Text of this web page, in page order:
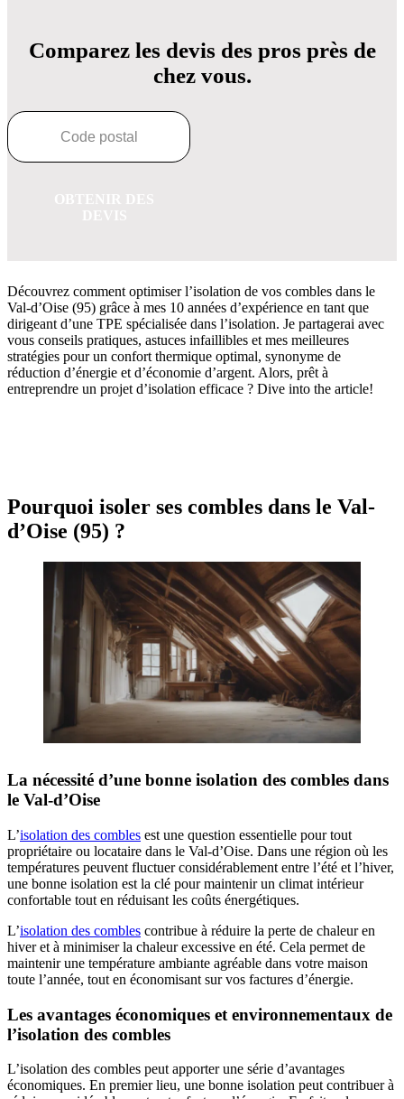
Comparez les devis des pros près de
chez vous.
Découvrez comment optimiser l’isolation de vos combles dans le
Val-d’Oise (95) grâce à mes 10 années d’expérience en tant que
dirigeant d’une TPE spécialisée dans l’isolation. Je partagerai avec
vous conseils pratiques, astuces infaillibles et mes meilleures
stratégies pour un confort thermique optimal, synonyme de
réduction d’énergie et d’économie d’argent. Alors, prêt à
entreprendre un projet d’isolation efficace ? Dive into the article!
Pourquoi isoler ses combles dans le Val-
d’Oise (95) ?
La nécessité d’une bonne isolation des combles dans
le Val-d’Oise
L’isolation des combles est une question essentielle pour tout
propriétaire ou locataire dans le Val-d’Oise. Dans une région où les
températures peuvent fluctuer considérablement entre l’été et l’hiver,
une bonne isolation est la clé pour maintenir un climat intérieur
confortable tout en réduisant les coûts énergétiques.
L’isolation des combles contribue à réduire la perte de chaleur en
hiver et à minimiser la chaleur excessive en été. Cela permet de
maintenir une température ambiante agréable dans votre maison
toute l’année, tout en économisant sur vos factures d’énergie.
Les avantages économiques et environnementaux de
l’isolation des combles
L’isolation des combles peut apporter une série d’avantages
économiques. En premier lieu, une bonne isolation peut contribuer à